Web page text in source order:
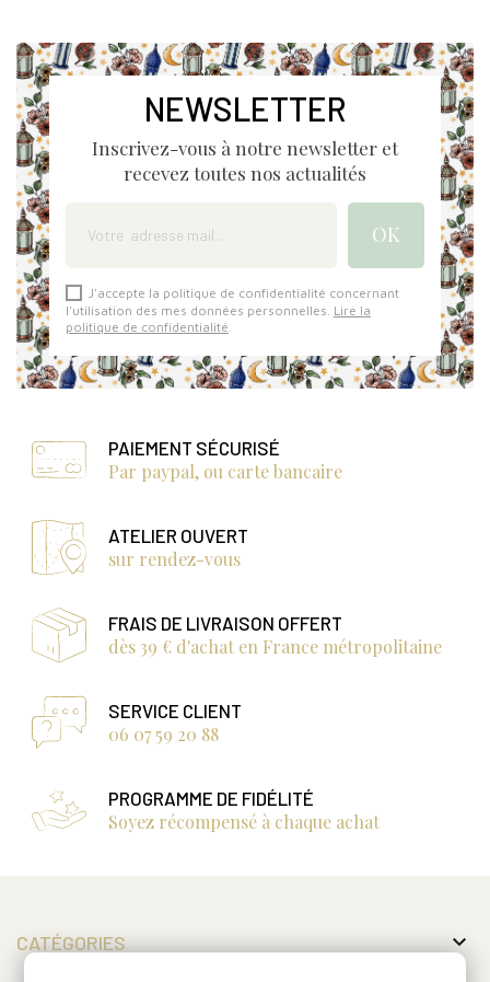
NEWSLETTER
Inscrivez-vous à notre newsletter et
recevez toutes nos actualités
J'accepte la politique de confidentialité concernant
l'utilisation des mes données personnelles. Lire la
politique de confidentialité.
PAIEMENT SÉCURISÉ
Par paypal, ou carte bancaire
ATELIER OUVERT
sur rendez-vous
FRAIS DE LIVRAISON OFFERT
dès 39 € d'achat en France métropolitaine
SERVICE CLIENT
06 07 59 20 88
PROGRAMME DE FIDÉLITÉ
Soyez récompensé à chaque achat
CATÉGORIES 